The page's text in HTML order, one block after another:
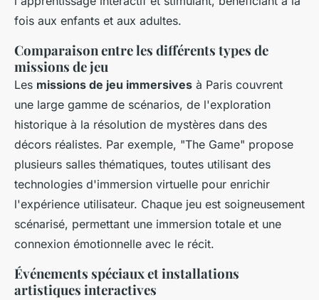
fois aux enfants et aux adultes.
Comparaison entre les différents types de
missions de jeu
Les missions de jeu immersives à Paris couvrent
une large gamme de scénarios, de l'exploration
historique à la résolution de mystères dans des
décors réalistes. Par exemple, "The Game" propose
plusieurs salles thématiques, toutes utilisant des
technologies d'immersion virtuelle pour enrichir
l'expérience utilisateur. Chaque jeu est soigneusement
scénarisé, permettant une immersion totale et une
connexion émotionnelle avec le récit.
Événements spéciaux et installations
artistiques interactives